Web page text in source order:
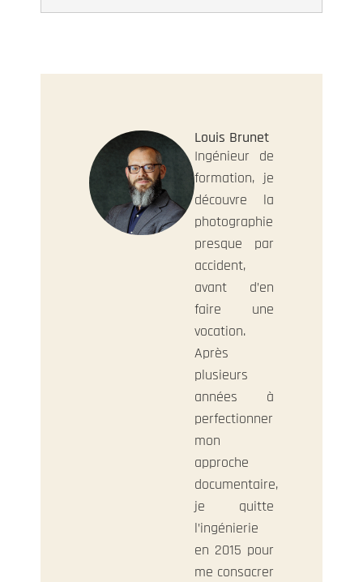
Louis Brunet
Ingénieur de
formation, je
découvre la
photographie
presque par
accident,
avant d’en
faire une
vocation.
Après
plusieurs
années à
perfectionner
mon
approche
documentaire,
je quitte
l’ingénierie
en 2015 pour
me consacrer